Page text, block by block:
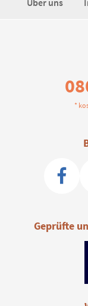
Über uns
*
Geprüfte